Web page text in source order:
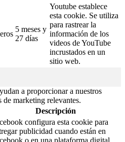
5 meses y
27 días
Youtube establece
esta cookie. Se utiliza
para rastrear la
información de los
videos de YouTube
incrustados en un
sitio web.
a proporcionar a nuestros
de marketing relevantes.
Descripción
configura esta cookie para
publicidad cuando están en
o en una plataforma digital